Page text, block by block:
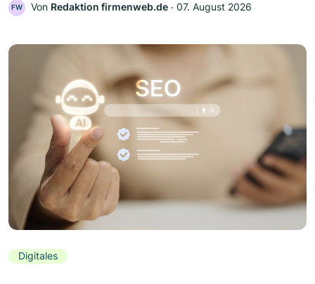
FW Von Redaktion firmenweb.de ‧ 07. August 2026
Digitales